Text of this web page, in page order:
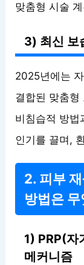
맞춤형 시술
3) 최신 보
2025년에는
결합된 맞춤형
비침습적 방법
인기를 끌며,
2. 피부
방법은
1) PRP(자
메커니즘